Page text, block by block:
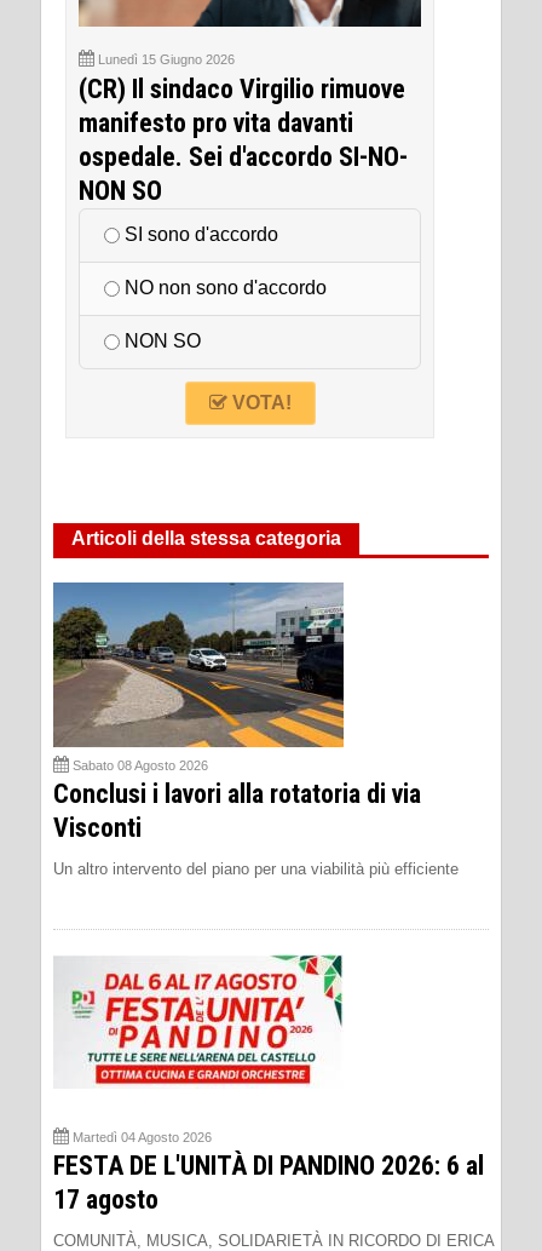
Lunedì 15 Giugno 2026
(CR) Il sindaco Virgilio rimuove
manifesto pro vita davanti
ospedale. Sei d'accordo SI-NO-
NON SO
SI sono d'accordo
NO non sono d'accordo
NON SO
VOTA!
Articoli della stessa categoria
Sabato 08 Agosto 2026
Conclusi i lavori alla rotatoria di via
Visconti
Un altro intervento del piano per una viabilità più efficiente
Martedì 04 Agosto 2026
FESTA DE L'UNITÀ DI PANDINO 2026: 6 al
17 agosto
COMUNITÀ, MUSICA, SOLIDARIETÀ IN RICORDO DI ERICA